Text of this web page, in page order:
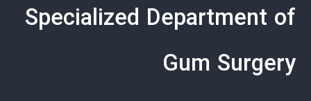
Specialized Department of
Gum Surgery